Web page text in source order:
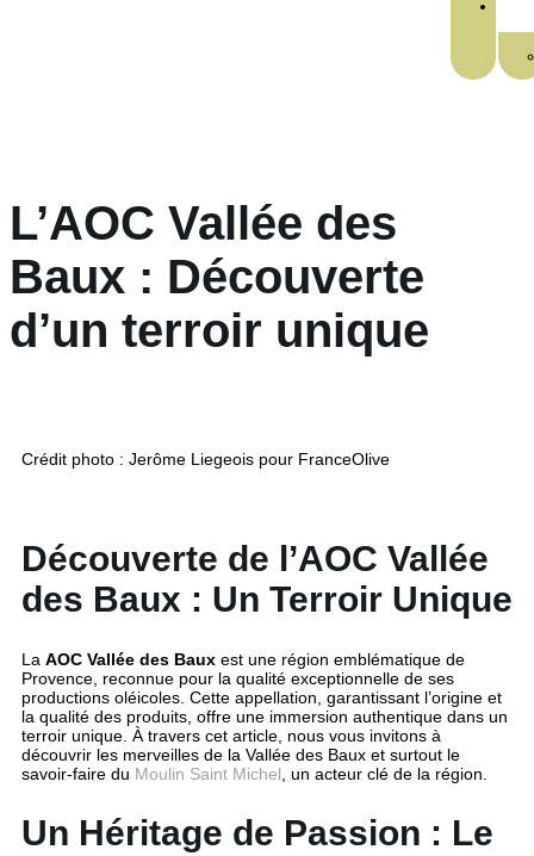
L’AOC Vallée des
Baux : Découverte
d’un terroir unique
Crédit photo : Jerôme Liegeois pour FranceOlive
Découverte de l’AOC Vallée
des Baux : Un Terroir Unique
La AOC Vallée des Baux est une région emblématique de
Provence, reconnue pour la qualité exceptionnelle de ses
productions oléicoles. Cette appellation, garantissant l’origine et
la qualité des produits, offre une immersion authentique dans un
terroir unique. À travers cet article, nous vous invitons à
découvrir les merveilles de la Vallée des Baux et surtout le
savoir-faire du Moulin Saint Michel , un acteur clé de la région.
Un Héritage de Passion : Le